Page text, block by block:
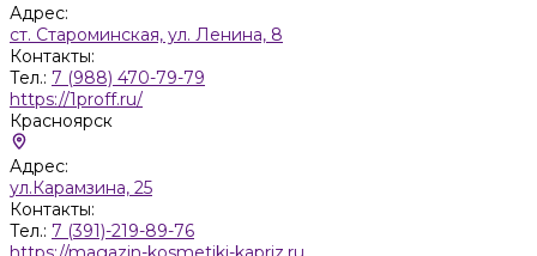
Адрес:
ст. Староминская, ул. Ленина, 8
Контакты:
Тел.: 7 (988) 470-79-79
https://1proff.ru/
Красноярск
Адрес:
ул.Карамзина, 25
Контакты:
Тел.: 7 (391)-219-89-76